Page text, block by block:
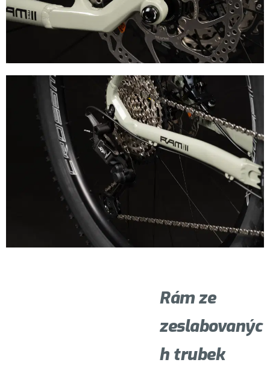
Rám ze
zeslabovanýc
h trubek